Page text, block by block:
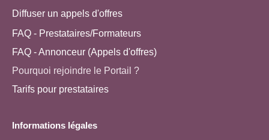
Diffuser un appels d'offres
FAQ - Prestataires/Formateurs
FAQ - Annonceur (Appels d'offres)
Pourquoi rejoindre le Portail ?
Tarifs pour prestataires
Informations légales